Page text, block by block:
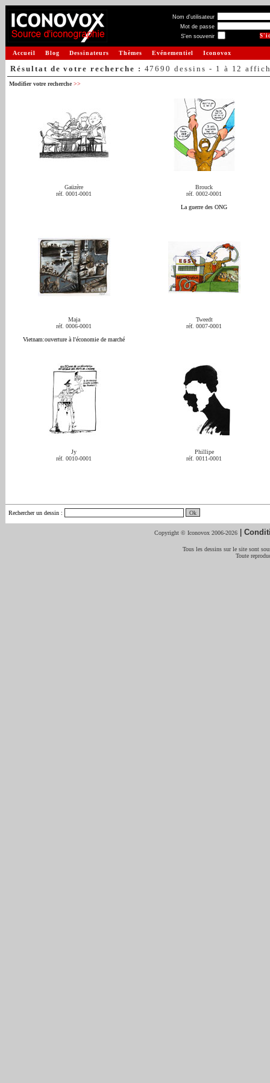
Nom d'utilisateur
Mot de passe
S'en souvenir
Accueil Blog Dessinateurs Thèmes Evénementiel Iconovox
Résultat de votre recherche : 47690 dessins - 1 à 12
Modifier votre recherche >>
Gaüzère
réf. 0001-0001
Brouck
réf. 0002-0001
La guerre des ONG
Maja
réf. 0006-0001
Vietnam:ouverture à l'économie de marché
Tweedt
réf. 0007-0001
Jy
réf. 0010-0001
Phillipe
réf. 0011-0001
Rechercher un dessin :
Copyright © Iconovox 2006-2026 |
Tous les dessins sur le site sont
Toute